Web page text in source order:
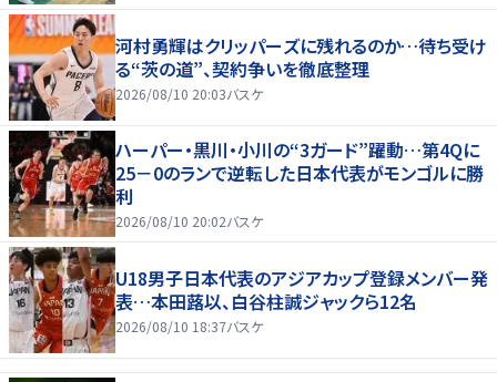
河村勇輝はクリッパーズに残れるのか…待ち受け
る“茨の道”、契約争いを徹底整理
2026/08/10 20:03バスケ
ハーパー・黒川・小川の“3ガード”躍動…第4Qに
25－0のランで逆転した日本代表がモンゴルに勝
利
2026/08/10 20:02バスケ
U18男子日本代表のアジアカップ登録メンバー発
表…本田蕗以、白谷柱誠ジャックら12名
2026/08/10 18:37バスケ